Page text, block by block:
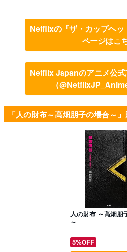
Netflixの『ザ・カップヘッ
ページはこ
Netflix Japanのアニメ公
（
「人の財布～高畑朋子の場合～
人の財布 ～高畑朋
～
5%OFF